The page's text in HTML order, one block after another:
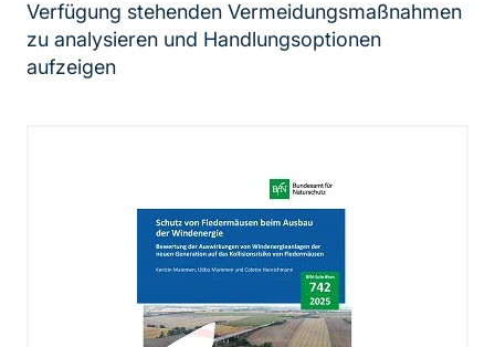
Verfügung stehenden Vermeidungsmaßnahmen
zu analysieren und Handlungsoptionen
aufzeigen